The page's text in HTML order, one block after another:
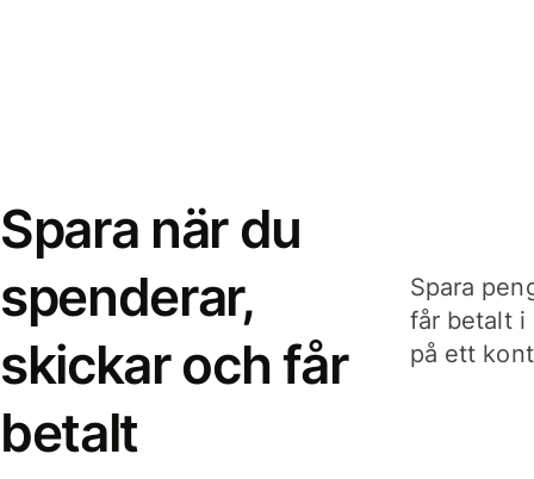
Spara när du
spenderar,
skickar och får
betalt
Spara
får betalt i
på ett